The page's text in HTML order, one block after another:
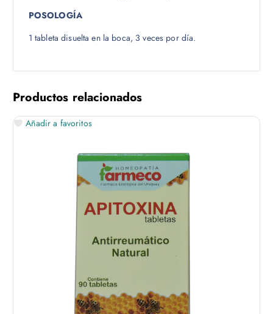
POSOLOGÍA
1 tableta disuelta en la boca, 3 veces por día.
Productos relacionados
Añadir a favoritos